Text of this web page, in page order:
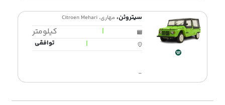
سیتروئن،مهاری، Citroen Mehari
|
کیلومتر
|
توافقی
-